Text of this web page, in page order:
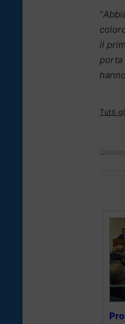
“
il
porta
Tutti